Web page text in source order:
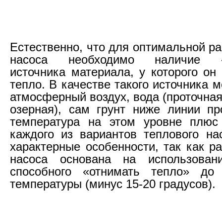
Естественно, что для оптимальной
насоса необходимо наличие
источника материала, у которого он
тепло. В качестве такого источника
атмосферный воздух, вода
озерная), сам грунт ниже линии
температура на этом уровне
каждого из вариантов теплового
характерные особенности, так как
насоса основана на
способного «отнимать тепло» до
температуры (минус 15-20 градусов).